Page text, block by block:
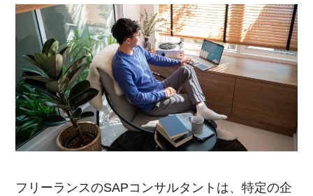
フリーランスのSAPコンサルタントは、特定の企